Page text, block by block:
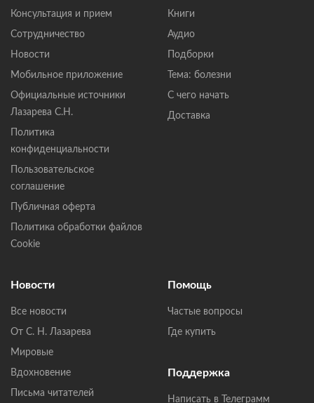
Консультация и прием
Сотрудничество
Новости
Мобильное приложение
Официальные источники
Лазарева С.Н.
Политика
конфиденциальности
Пользовательское
соглашение
Публичная оферта
Политика обработки файлов
Cookie
Книги
Аудио
Подборки
Тема: болезни
С чего начать
Доставка
Новости
Все новости
От С. Н. Лазарева
Мировые
Вдохновение
Письма читателей
Помощь
Частые вопросы
Где купить
Поддержка
Написать в Телеграмм